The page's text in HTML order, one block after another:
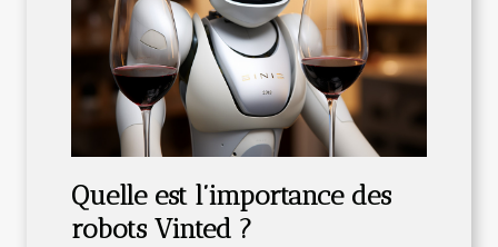
Quelle est l’importance des
robots Vinted ?